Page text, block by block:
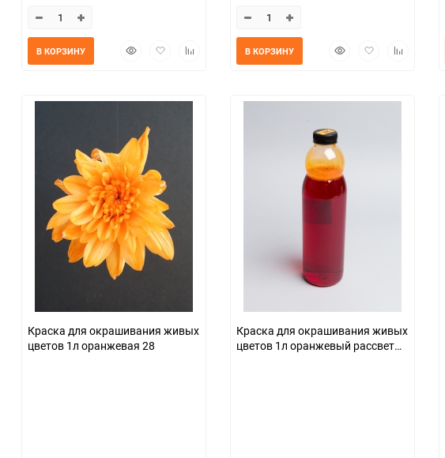
БыстрыйДобавитьДобавить
В КОРЗИНУ
БыстрыйДобавитьДобавить
В КОРЗИНУ
Краска для окрашивания живых
цветов 1л оранжевая 28
Краска для окрашивания живых
цветов 1л оранжевый рассвет